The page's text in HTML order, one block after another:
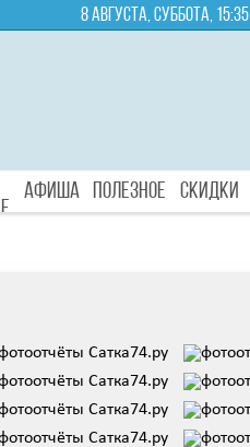
8 августа, суббота, 15:35
Афиша Полезное Скидки